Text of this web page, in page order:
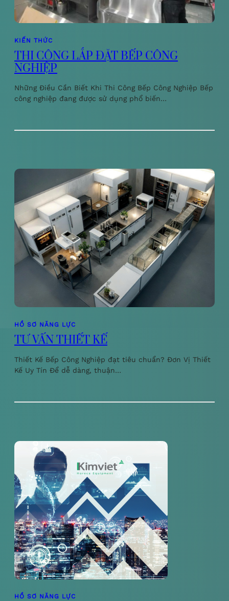
KIẾN THỨC
THI CÔNG LẮP ĐẶT BẾP CÔNG
NGHIỆP
Những Điều Cần Biết Khi Thi Công Bếp Công Nghiệp Bếp
công nghiệp đang được sử dụng phổ biến…
HỒ SƠ NĂNG LỰC
TƯ VẤN THIẾT KẾ
Thiết Kế Bếp Công Nghiệp đạt tiêu chuẩn? Đơn Vị Thiết
Kế Uy Tín Để dễ dàng, thuận…
HỒ SƠ NĂNG LỰC